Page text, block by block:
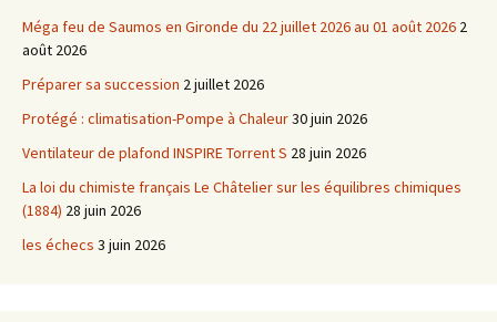
Méga feu de Saumos en Gironde du 22 juillet 2026 au 01 août 2026 2
août 2026
Préparer sa succession 2 juillet 2026
Protégé : climatisation-Pompe à Chaleur30 juin 2026
Ventilateur de plafond INSPIRE Torrent S 28 juin 2026
La loi du chimiste français Le Châtelier sur les équilibres chimiques
(1884) 28 juin 2026
les échecs 3 juin 2026